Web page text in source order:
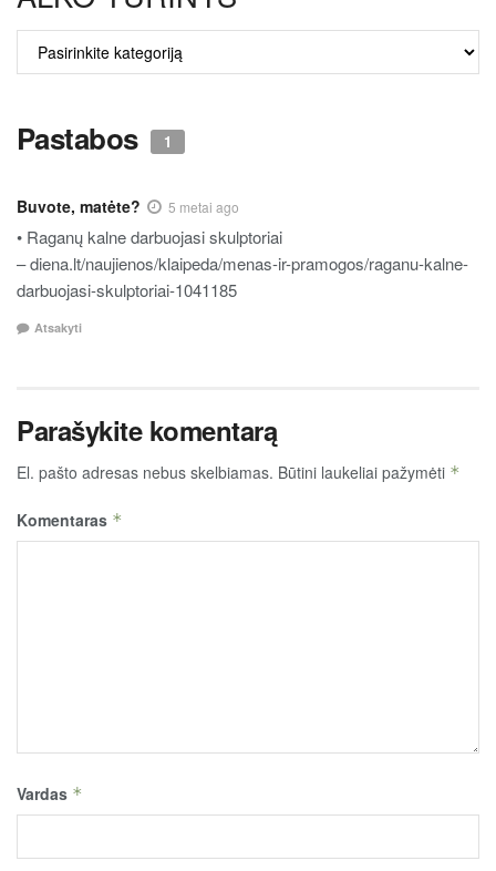
ALKO
TURINYS
Pastabos 1
Buvote, matėte? 5 metai ago
• Raganų kalne darbuojasi skulptoriai
– diena.lt/naujienos/klaipeda/menas-ir-pramogos/raganu-kalne-
darbuojasi-skulptoriai-1041185
Atsakyti
Parašykite komentarą
El. pašto adresas nebus skelbiamas. Būtini laukeliai pažymėti *
Komentaras *
Vardas *